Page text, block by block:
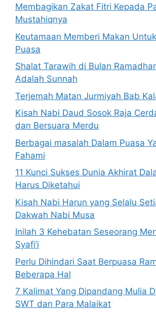
Membagikan Zakat Fitri Kepada
Mustahiqnya
Keutamaan Memberi Makan
Puasa
Shalat Tarawih di Bulan
Adalah Sunnah
Terjemah Matan Jurmiyah Bab
Kisah Nabi Daud Sosok Raja
dan Bersuara Merdu
Berbagai masalah Dalam Puasa
Fahami
11 Kunci Sukses Dunia Akhirat
Harus Diketahui
Kisah Nabi Harun yang Selalu
Dakwah Nabi Musa
Inilah 3 Kehebatan Seseorang
Syafi’i
Perlu Dihindari Saat Berpuasa
Beberapa Hal
7 Kalimat Yang Dipandang Mulia
SWT dan Para Malaikat